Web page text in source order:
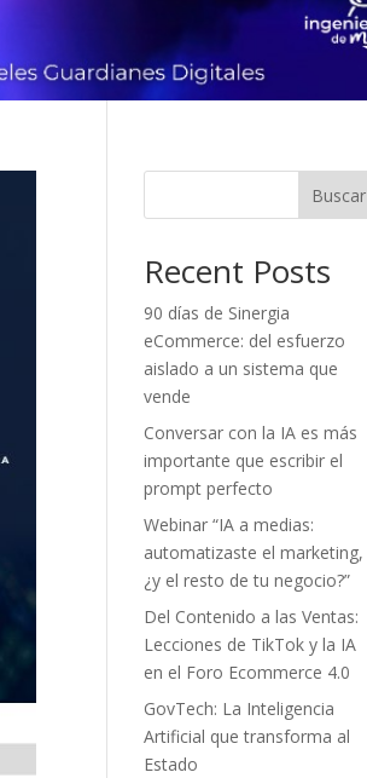
Buscar
Recent Posts
90 días de Sinergia
eCommerce: del esfuerzo
aislado a un sistema que
vende
Conversar con la IA es más
importante que escribir el
prompt perfecto
Webinar “IA a medias:
automatizaste el marketing,
¿y el resto de tu negocio?”
Del Contenido a las Ventas:
Lecciones de TikTok y la IA
en el Foro Ecommerce 4.0
GovTech: La Inteligencia
Artificial que transforma al
Estado